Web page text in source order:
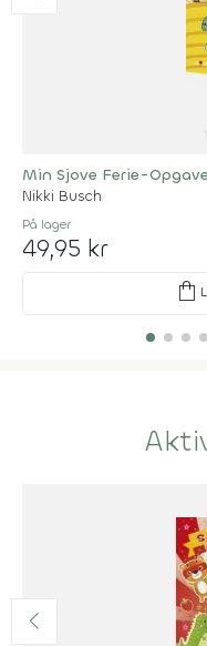
Min Sjove Ferie-
Nikki Busch
På lager
49,95 kr
shopping_bag